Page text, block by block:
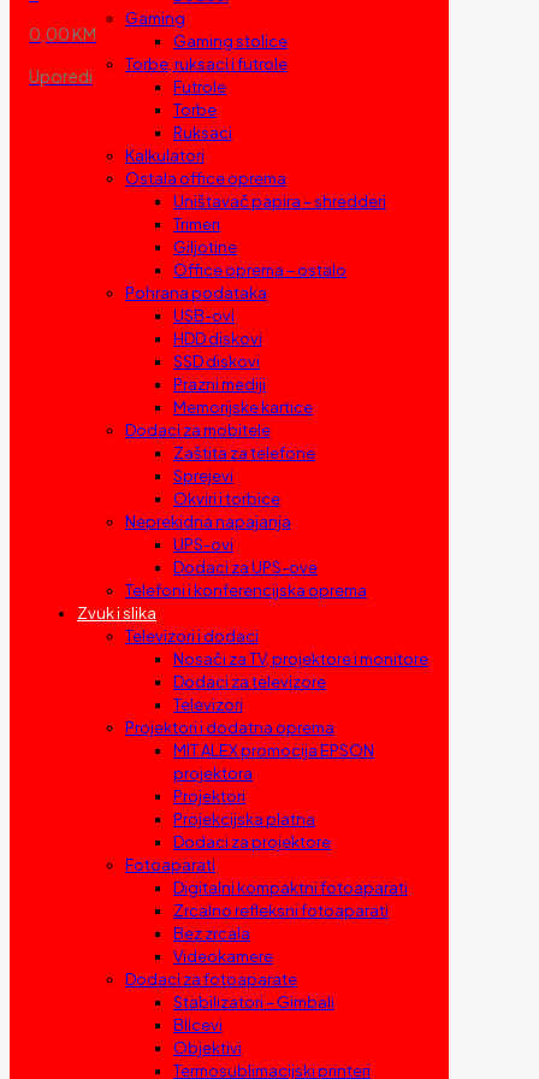
0,00 KM
Uporedi
Gaming
Gaming stolice
Torbe, ruksaci i futrole
Futrole
Torbe
Ruksaci
Kalkulatori
Ostala office oprema
Uništavač papira – shredderi
Trimeri
Giljotine
Office oprema – ostalo
Pohrana podataka
USB-ovi
HDD diskovi
SSD diskovi
Prazni mediji
Memorijske kartice
Dodaci za mobitele
Zaštita za telefone
Sprejevi
Okviri i torbice
Neprekidna napajanja
UPS-ovi
Dodaci za UPS-ove
Telefoni i konferencijska oprema
Zvuk i slika
Televizori i dodaci
Nosači za TV, projektore i monitore
Dodaci za televizore
Televizori
Projektori i dodatna oprema
MIT ALEX promocija EPSON
projektora
Projektori
Projekcijska platna
Dodaci za projektore
Fotoaparati
Digitalni kompaktni fotoaparati
Zrcalno refleksni fotoaparati
Bez zrcala
Videokamere
Dodaci za fotoaparate
Stabilizatori – Gimbali
Blicevi
Objektivi
Termosublimacijski printeri